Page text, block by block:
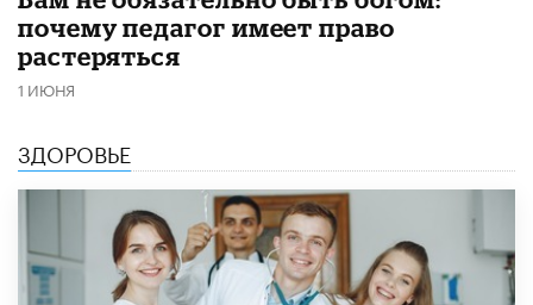
почему педагог имеет право
растеряться
1 ИЮНЯ
ЗДОРОВЬЕ